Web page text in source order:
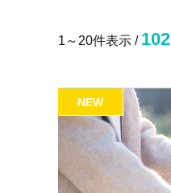
1～20件表示 / 102
NEW